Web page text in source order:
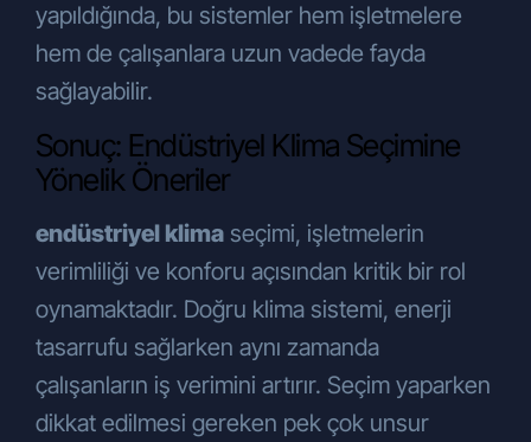
yapıldığında, bu sistemler hem işletmelere
hem de çalışanlara uzun vadede fayda
sağlayabilir.
Sonuç: Endüstriyel Klima Seçimine
Yönelik Öneriler
endüstriyel klima seçimi, işletmelerin
verimliliği ve konforu açısından kritik bir rol
oynamaktadır. Doğru klima sistemi, enerji
tasarrufu sağlarken aynı zamanda
çalışanların iş verimini artırır. Seçim yaparken
dikkat edilmesi gereken pek çok unsur
hizmetlerden sizleri faydalandırmak için
gerekli çalışmaların iş birimlerimiz
tarafından yapılması,
Şirketimiz tarafından sunulan ürün ve
hizmetlerin sizlerin beğeni, kullanım
alışkanlıkları ve ihtiyaçlarına göre
özelleştirilerek sizlere önerilmesi,
Şirketimizin ve Şirketimizle iş ilişkisi
içerisinde olan kişilerin hukuki ve ticari
güvenliğinin temini (Şirketimiz
tarafından yürütülen iletişime yönelik
idari operasyonlar, Şirkete ait
lokasyonların fiziksel güvenliğini ve
denetimini sağlamak, iş
ortağı/müşteri/tedarikçi (yetkili veya